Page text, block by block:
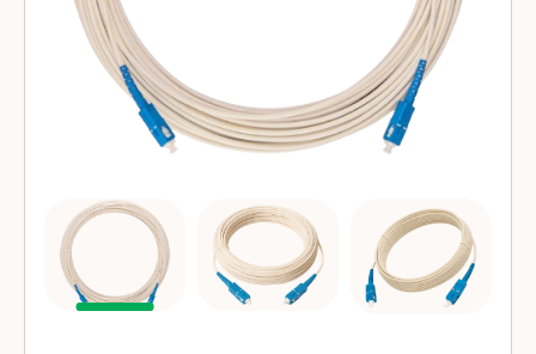
Для задувки в труби
Детальніше
Внутрішньо об'єктовий оптичний
Детальніше
Патч-корди
Патч-корди Simplex/Duplex
Аксесуари